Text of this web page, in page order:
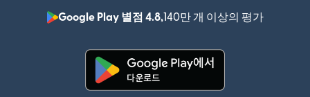
Google Play 별점 4.8,140만 개 이상의 평가